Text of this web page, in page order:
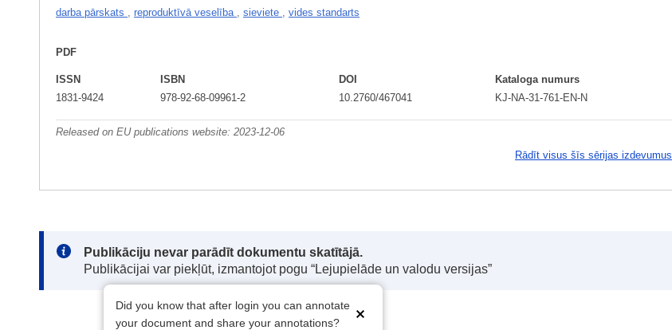
darba pārskats
reproduktīvā veselība sieviete vides standarts
PDF
ISSN
1831-9424
ISBN
978-92-68-09961-2
DOI
10.2760/467041
Kataloga numurs
KJ-NA-31-761-EN-N
Released on EU publications website: 2023-12-06
Rādīt visus šīs sērijas izdevumus
Note:
Publikāciju nevar parādīt dokumentu skatītājā.
Publikācijai var piekļūt, izmantojot pogu “Lejupielāde un valodu versijas”
Did you know that after login you can annotate
your document and share your annotations?